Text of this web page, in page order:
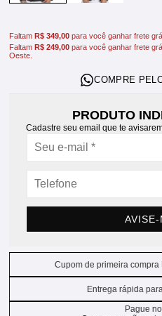
FaltamR$ 349,00 para você ganhar frete
FaltamR$ 249,00 para você ganhar frete
Oeste.
PRODUTO
Cadastre seu email que te
AVISE-
Cupom de primeira compra
Entrega rápida
Pague